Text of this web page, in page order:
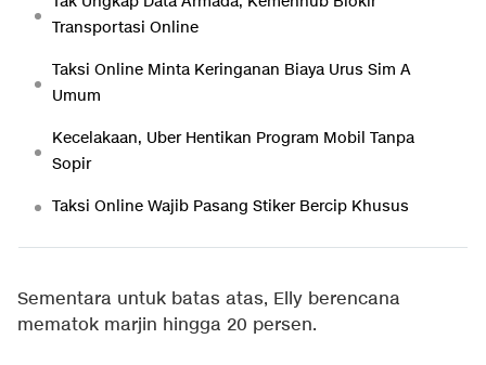
Transportasi Online
Taksi Online Minta Keringanan Biaya Urus Sim A
Umum
Kecelakaan, Uber Hentikan Program Mobil Tanpa
Sopir
Taksi Online Wajib Pasang Stiker Bercip Khusus
Sementara untuk batas atas, Elly berencana
mematok marjin hingga 20 persen.